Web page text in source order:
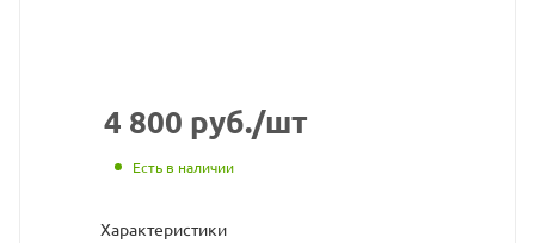
4 800 руб./шт
Есть в наличии
Характеристики